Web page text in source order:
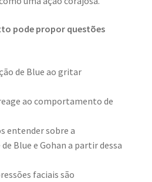
pode propor questões
de Blue ao gritar
ao comportamento de
entender sobre a
Blue e Gohan a partir dessa
faciais são